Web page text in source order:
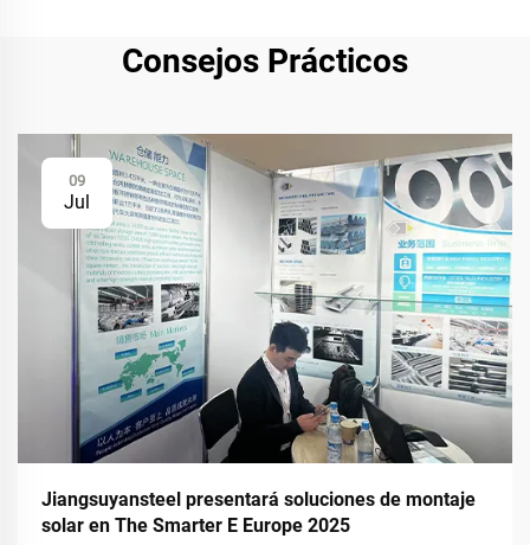
Consejos Prácticos
09
Jul
Jiangsuyansteel presentará soluciones de montaje
solar en The Smarter E Europe 2025